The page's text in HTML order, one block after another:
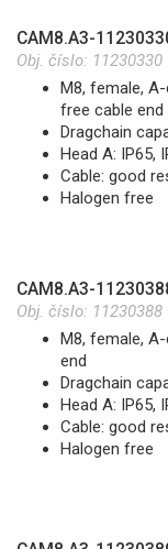
CAM8.A3-
Obj. číslo: 11230330
M8, female,
free cable end
Dragchain
Head A: IP65,
Cable: good
Halogen free
CAM8.A3-
Obj. číslo: 11230388
M8, female,
end
Dragchain
Head A: IP65,
Cable: good
Halogen free